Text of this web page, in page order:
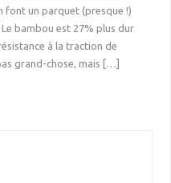
font un parquet (presque !)
bambou est 27% plus dur
à la traction de
grand-chose, mais […]